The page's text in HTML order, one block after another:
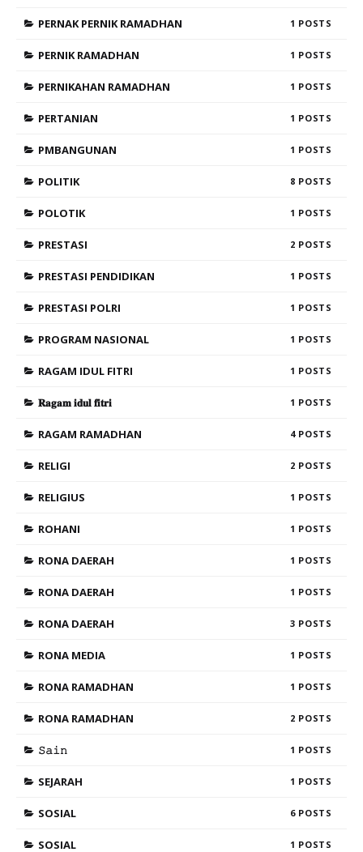
PERNAK PERNIK RAMADHAN 1
PERNIK RAMADHAN 1
PERNIKAHAN RAMADHAN 1
PERTANIAN 1
PMBANGUNAN 1
POLITIK 8
POLOTIK 1
PRESTASI 2
PRESTASI PENDIDIKAN 1
PRESTASI POLRI 1
PROGRAM NASIONAL 1
RAGAM IDUL FITRI 1
𝐑𝐚𝐠𝐚𝐦 𝐢𝐝𝐮𝐥 𝐟𝐢𝐭𝐫𝐢 1
RAGAM RAMADHAN 4
RELIGI 2
RELIGIUS 1
ROHANI 1
RONA DAERAH 1
RONA DAERAH 1
RONA DAERAH 3
RONA MEDIA 1
RONA RAMADHAN 1
RONA RAMADHAN 2
𝚂𝚊𝚒𝚗 1
SEJARAH 1
SOSIAL 6
SOSIAL 1